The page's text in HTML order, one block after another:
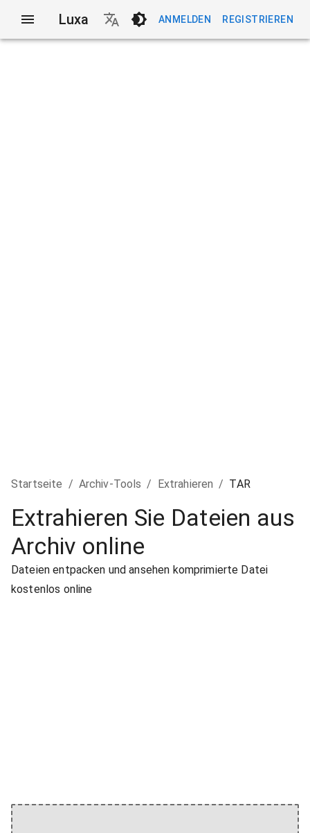
Luxa ANMELDEN REGISTRIEREN
Startseite / Archiv-Tools / Extrahieren / TAR
Extrahieren Sie Dateien aus
Archiv online
Dateien entpacken und ansehen komprimierte Datei
kostenlos online